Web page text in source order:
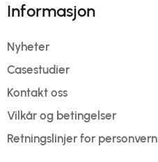
Informasjon
Nyheter
Casestudier
Kontakt oss
Vilkår og betingelser
Retningslinjer for personvern